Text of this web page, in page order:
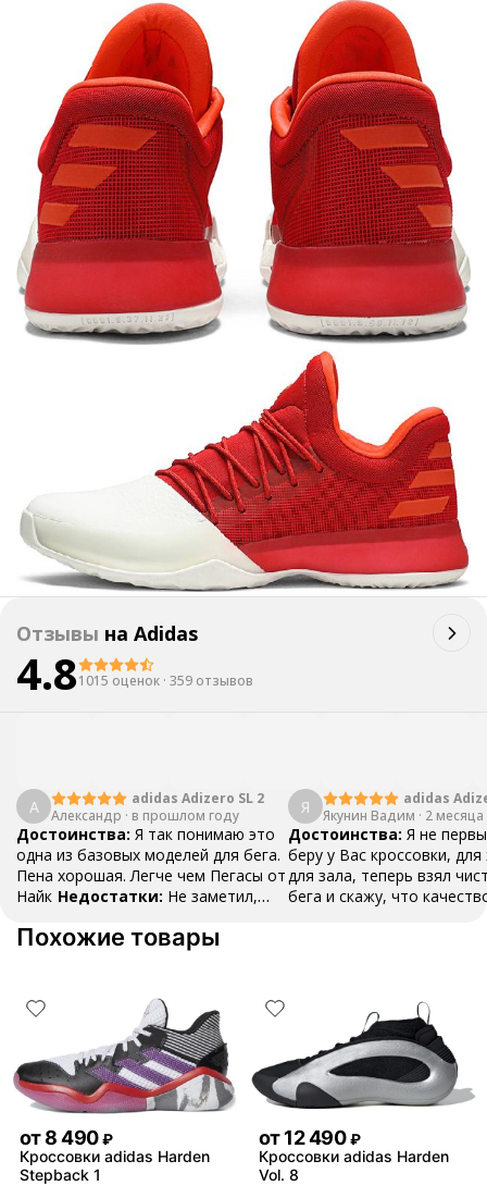
Отзывы на Adidas
4.81015 оценок · 359 отзывов
А
adidas Adizero SL 2
Александр · в прошлом году
Достоинства: Я так понимаю это
одна из базовых моделей для бега.
Пена хорошая. Легче чем Пегасы от
Найк Недостатки: Не заметил,
Тренируюсь две недели, ничего не
Я
adidas
Boston 13
Якунин Вадим · 2
Достоинства: Я не
беру у Вас кроссовки,
для зала, теперь взял
бега и скажу, что
Похожие товары
от8 490 ₽
Кроссовки adidas Harden
Stepback 1
от12 490 ₽
Кроссовки adidas Harden
Vol. 8